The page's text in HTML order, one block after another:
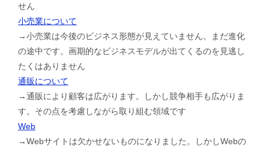
せん
小売業について
→小売業は今後のビジネス形態が見えていません。まだ進化
の途中です。画期的なビジネスモデルが出てくるのを見逃し
たくはありません
通販について
→通販により顧客は広がります。しかし競争相手も広がりま
す。その点を考慮しながら取り組む領域です
Web
→Webサイトは欠かせないものになりました。しかしWebの